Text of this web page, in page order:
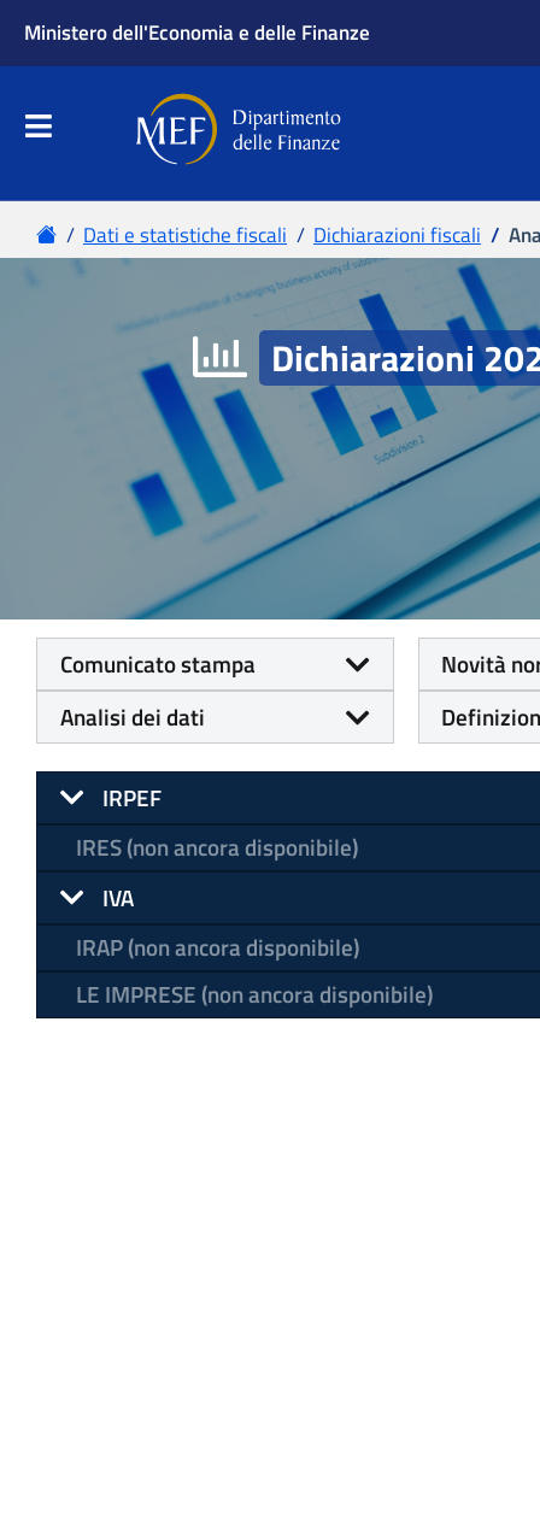
Ministero dell'Economia e delle Finanze
Apri menu principale
Dipartimento delle Finanze
Menu principale
HomeDati e statistiche fiscali Dichiarazioni fiscali
Dichiarazioni
Comunicato stampa
Novità
Analisi dei dati
IRPEF
IRES (non ancora disponibile)
IVA
IRAP (non ancora disponibile)
LE IMPRESE (non ancora disponibile)